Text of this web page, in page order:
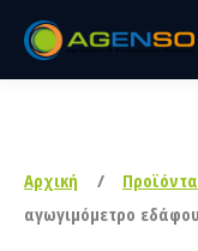
Αρχική / Προϊόντα
αγωγιμόμετρο